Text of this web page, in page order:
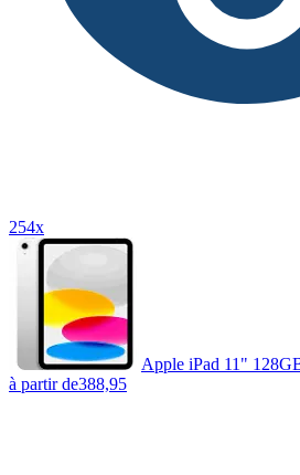
254x
Apple iPad 11"
à partir de388,95